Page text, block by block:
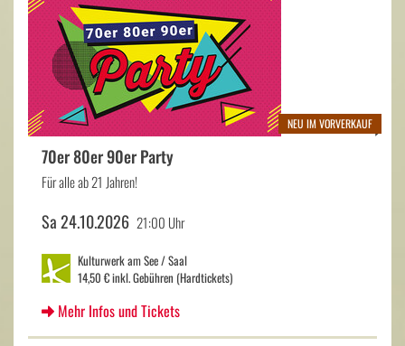
NEU IM VORVERKAUF
70er 80er 90er Party
Für alle ab 21 Jahren!
Sa 24.10.2026 21:00 Uhr
Kulturwerk am See / Saal
14,50 € inkl. Gebühren (Hardtickets)
Mehr Infos und Tickets